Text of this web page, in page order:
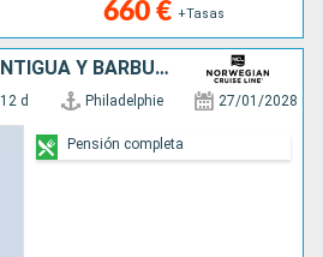
660 € +Tasas
ESTADOS UNIDOS, ANTIGUA Y BARBUDA, SANTA LUCIA, SAN MARTÍN, PORTO RICO, REPÚBLICA DOMINICANA
12 d Philadelphie 27/01/2028
Pensión completa